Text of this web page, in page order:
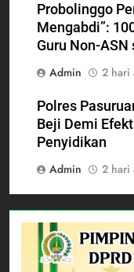
Probolinggo
Mengabdi”:
Guru Non-
Admin
2 hari
Polres
Beji Demi
Penyidikan
Admin
2 hari